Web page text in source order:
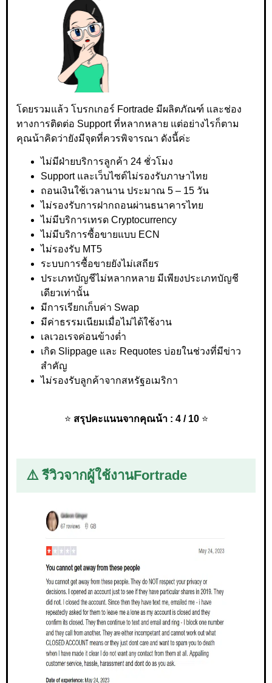
โดยรวมแล้ว โบรกเกอร์ Fortrade มีผลิตภัณฑ์ และช่อง
ทางการติดต่อ Support ที่หลากหลาย แต่อย่างไรก็ตาม
คุณน้าคิดว่ายังมีจุดที่ควรพิจารณา ดังนี้ค่ะ
ไม่มีฝ่ายบริการลูกค้า 24 ชั่วโมง
Support และเว็บไซต์ไม่รองรับภาษาไทย
ถอนเงินใช้เวลานาน ประมาณ 5 – 15 วัน
ไม่รองรับการฝากถอนผ่านธนาคารไทย
ไม่มีบริการเทรด Cryptocurrency
ไม่มีบริการซื้อขายแบบ ECN
ไม่รองรับ MT5
ระบบการซื้อขายยังไม่เสถียร
ประเภทบัญชีไม่หลากหลาย มีเพียงประเภทบัญชี
เดียวเท่านั้น
มีการเรียกเก็บค่า Swap
มีค่าธรรมเนียมเมื่อไม่ได้ใช้งาน
เลเวอเรจค่อนข้างต่ำ
เกิด Slippage และ Requotes บ่อยในช่วงที่มีข่าว
สำคัญ
ไม่รองรับลูกค้าจากสหรัฐอเมริกา
⭐ สรุปคะแนนจากคุณน้า : 4 / 10⭐
⚠️ รีวิวจากผู้ใช้งานFortrade